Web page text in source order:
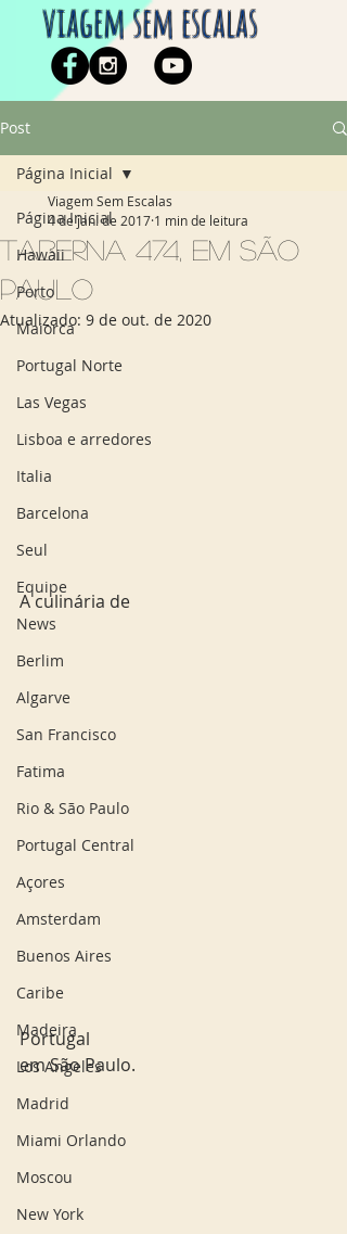
viagem sem escalas
Post
Página Inicial
Hawaii
Porto
Maiorca
Portugal Norte
Las Vegas
Lisboa e arredores
Italia
Barcelona
Seul
Equipe
News
Berlim
Algarve
San Francisco
Fatima
Rio & São Paulo
Portugal Central
Açores
Amsterdam
Buenos Aires
Caribe
Madeira
Los Angeles
Madrid
Miami Orlando
Moscou
New York
Página Inicial
Taberna 474, em São
Paulo
Viagem Sem Escalas
4 de jan. de 2017 1 min de leitura
Atualizado: 9 de out. de 2020
A culinária de
Portugal
em São Paulo.